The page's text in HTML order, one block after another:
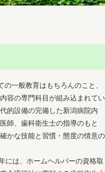
一般教育はもちろんのこと、
容の専門科目が組み込まれてい
的設備の完備した新潟病院内
師、歯科衛生士の指導のもと
かな技能と習慣・態度の情意の
には、ホームヘルパーの資格取